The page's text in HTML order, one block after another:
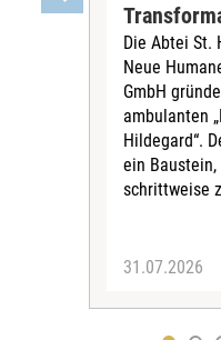
Die Abtei St.
Neue
GmbH
ambulanten
Hildegard“.
ein
schrittweise
31.07.2026